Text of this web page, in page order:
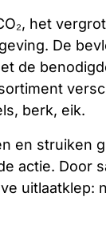
het
De
de
berk, eik.
en struiken
actie. Door
uitlaatklep: